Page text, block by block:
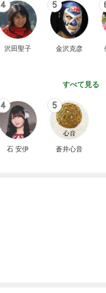
4
沢田聖子
5
金沢克彦
すべて見る
4
石 安伊
5
蒼井心音